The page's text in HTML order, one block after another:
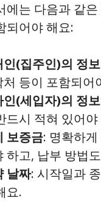
에는 다음과 같
되어야 해요:
인(집주인)의 정보
처 등이 포함되어
인(세입자)의 정보
드시 적혀 있어야
보증금: 명확하
하고, 납부 방법
날짜: 시작일과
요.